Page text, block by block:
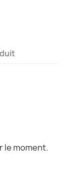
le moment.